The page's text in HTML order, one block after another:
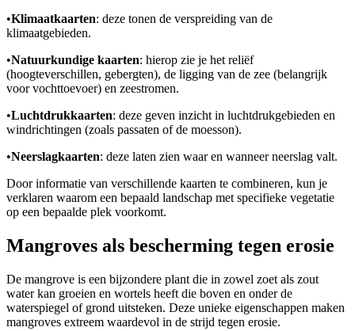
•Klimaatkaarten: deze tonen de verspreiding van de
klimaatgebieden.
•Natuurkundige kaarten: hierop zie je het reliëf
(hoogteverschillen, gebergten), de ligging van de zee (belangrijk
voor vochttoevoer) en zeestromen.
•Luchtdrukkaarten: deze geven inzicht in luchtdrukgebieden en
windrichtingen (zoals passaten of de moesson).
•Neerslagkaarten: deze laten zien waar en wanneer neerslag valt.
Door informatie van verschillende kaarten te combineren, kun je
verklaren waarom een bepaald landschap met specifieke vegetatie
op een bepaalde plek voorkomt.
Mangroves als bescherming tegen erosie
De mangrove is een bijzondere plant die in zowel zoet als zout
water kan groeien en wortels heeft die boven en onder de
waterspiegel of grond uitsteken. Deze unieke eigenschappen maken
mangroves extreem waardevol in de strijd tegen erosie.